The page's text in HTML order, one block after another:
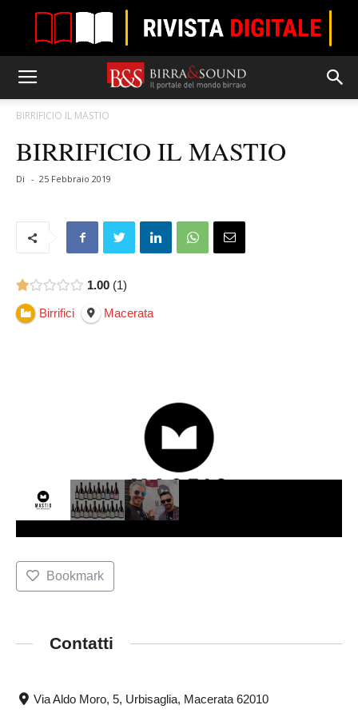
BIRRIFICIO IL MASTIO
BIRRIFICIO IL MASTIO
Di - 25 Febbraio 2019
1.00 1
Birrifici Macerata
Bookmark
Contatti
Via Aldo Moro, 5, Urbisaglia, Macerata 62010